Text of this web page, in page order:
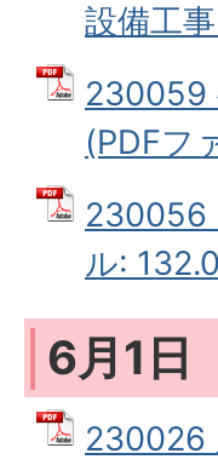
設備工
230059
(PDFフ
230056
ル:
6月1日
230026